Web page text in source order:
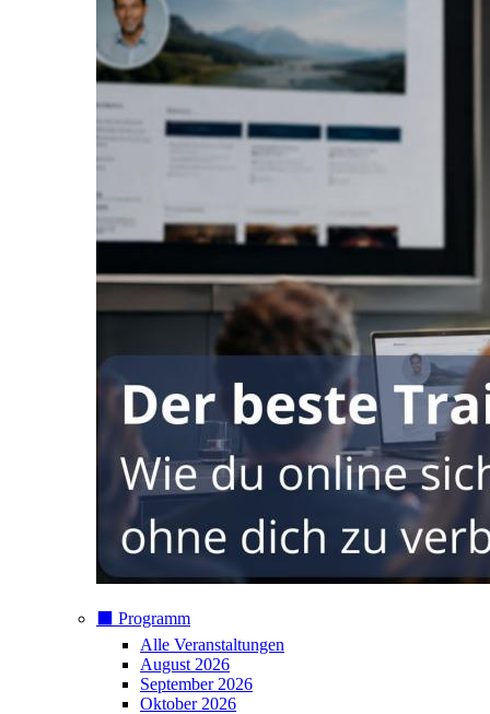
⬛️ Programm
Alle Veranstaltungen
August 2026
September 2026
Oktober 2026